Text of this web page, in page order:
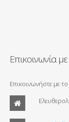
Επικοινωνία
Επικοινωνήστε με